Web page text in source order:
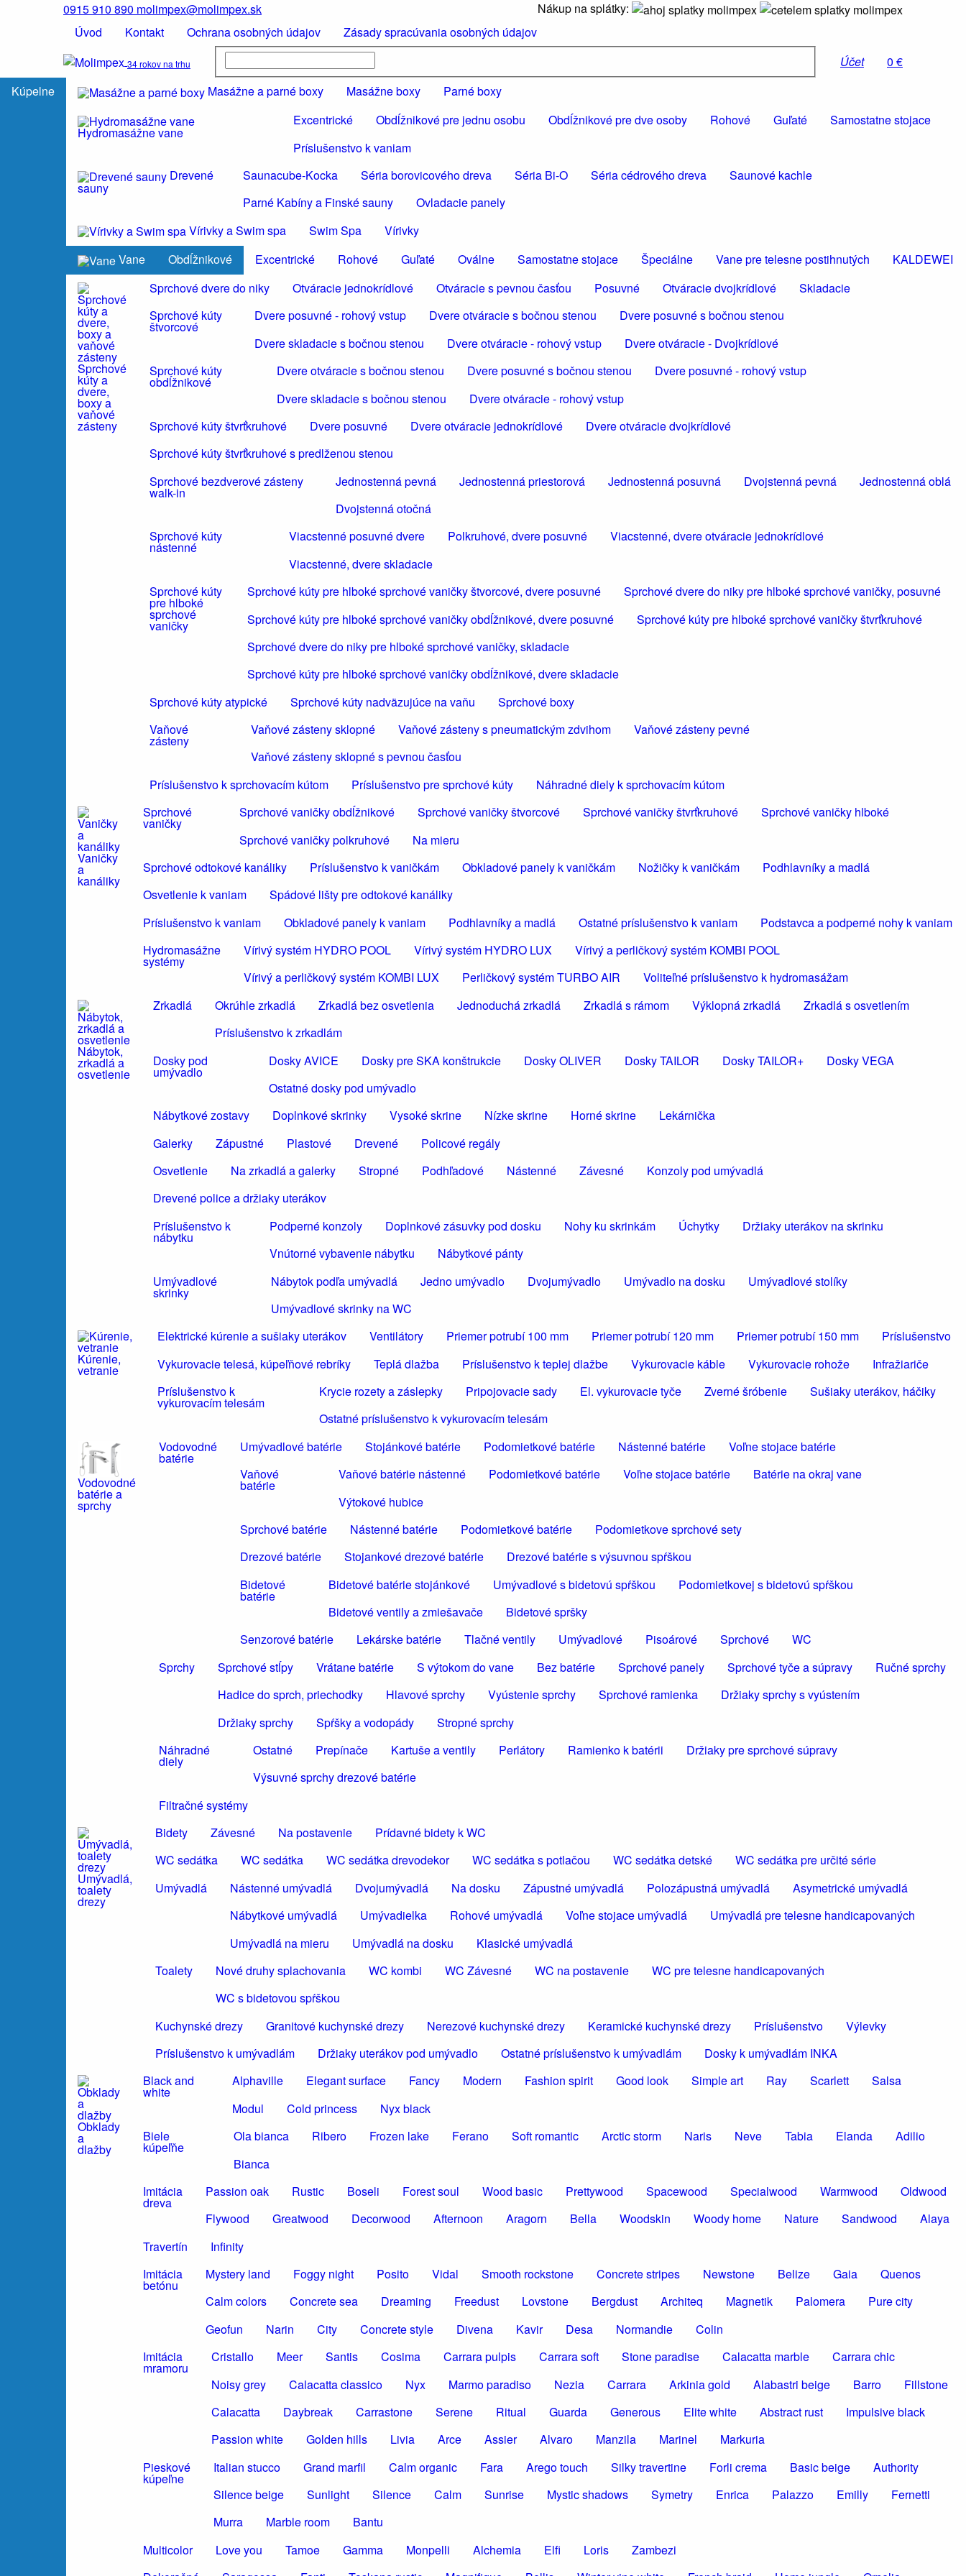
0915 910 890 molimpex@molimpex.sk
Nákup na splátky:
Úvod
Kontakt Ochrana osobných údajov Zásady spracúvania osobných údajov
34 rokov na trhu Účet
0 €
Kúpelne
Masážne a parné boxy Masážne boxy Parné boxy
Hydromasážne vane
Excentrické Obdĺžnikové pre jednu osobu Obdĺžnikové pre dve osoby Rohové Guľaté
Samostatne stojace
Príslušenstvo k vaniam
Drevené
sauny
Saunacube-Kocka Séria borovicového dreva Séria Bi-O Séria cédrového dreva
Saunové kachle
Parné Kabíny a Finské sauny
Ovladacie panely
Vírivky a Swim spa
Swim Spa
Vírivky
Vane
Obdĺžnikové Excentrické Rohové Guľaté Oválne Samostatne stojace Špeciálne Vane pre telesne postihnutých KALDEWEI
Sprchové
kúty a
dvere,
boxy a
vaňové
zásteny
Sprchové dvere do niky Otváracie jednokrídlové Otváracie s pevnou časťou Posuvné Otváracie dvojkrídlové
Skladacie
Sprchové kúty
štvorcové
Dvere posuvné - rohový vstup Dvere otváracie s bočnou stenou
Dvere posuvné s bočnou stenou
Dvere skladacie s bočnou stenou
Dvere otváracie - rohový vstup
Dvere otváracie - Dvojkrídlové
Sprchové kúty
obdĺžnikové
Dvere otváracie s bočnou stenou Dvere posuvné s bočnou stenou
Dvere posuvné - rohový vstup
Dvere skladacie s bočnou stenou
Dvere otváracie - rohový vstup
Sprchové kúty štvrťkruhové
Dvere posuvné Dvere otváracie jednokrídlové
Dvere otváracie dvojkrídlové
Sprchové kúty štvrťkruhové s predlženou stenou
Sprchové bezdverové zásteny
walk-in
Jednostenná pevná Jednostenná priestorová Jednostenná posuvná Dvojstenná pevná
Jednostenná oblá
Dvojstenná otočná
Sprchové kúty
nástenné
Viacstenné posuvné dvere Polkruhové, dvere posuvné
Viacstenné, dvere otváracie jednokrídlové
Viacstenné, dvere skladacie
Sprchové kúty
pre hlboké
sprchové
vaničky
Sprchové kúty pre hlboké sprchové vaničky štvorcové, dvere posuvné
Sprchové dvere do niky pre hlboké sprchové vaničky, posuvné
Sprchové kúty pre hlboké sprchové vaničky obdĺžnikové, dvere posuvné
Sprchové kúty pre hlboké sprchové vaničky štvrťkruhové
Sprchové dvere do niky pre hlboké sprchové vaničky, skladacie
Sprchové kúty pre hlboké sprchové vaničky obdĺžnikové, dvere skladacie
Sprchové kúty atypické
Sprchové kúty nadväzujúce na vaňu
Sprchové boxy
Vaňové
zásteny
Vaňové zásteny sklopné Vaňové zásteny s pneumatickým zdvihom
Vaňové zásteny pevné
Vaňové zásteny sklopné s pevnou časťou
Príslušenstvo k sprchovacím kútom
Príslušenstvo pre sprchové kúty Náhradné diely k sprchovacím kútom
Vaničky
a
kanáliky
Sprchové
vaničky
Sprchové vaničky obdĺžnikové Sprchové vaničky štvorcové Sprchové vaničky štvrťkruhové
Sprchové vaničky hlboké
Sprchové vaničky polkruhové
Na mieru
Sprchové odtokové kanáliky
Príslušenstvo k vaničkám Obkladové panely k vaničkám Nožičky k vaničkám
Podhlavníky a madlá
Osvetlenie k vaniam
Spádové lišty pre odtokové kanáliky
Príslušenstvo k vaniam
Obkladové panely k vaniam Podhlavníky a madlá Ostatné príslušenstvo k vaniam
Podstavca a podperné nohy k vaniam
Hydromasážne
systémy
Vírivý systém HYDRO POOL Vírivý systém HYDRO LUX
Vírivý a perličkový systém KOMBI POOL
Vírivý a perličkový systém KOMBI LUX
Perličkový systém TURBO AIR Voliteľné príslušenstvo k hydromasážam
Nábytok,
zrkadlá a
osvetlenie
Zrkadlá Okrúhle zrkadlá Zrkadlá bez osvetlenia Jednoduchá zrkadlá Zrkadlá s rámom Výklopná zrkadlá
Zrkadlá s osvetlením
Príslušenstvo k zrkadlám
Dosky pod
umývadlo
Dosky AVICE Dosky pre SKA konštrukcie Dosky OLIVER Dosky TAILOR Dosky TAILOR+
Dosky VEGA
Ostatné dosky pod umývadlo
Nábytkové zostavy
Doplnkové skrinky Vysoké skrine Nízke skrine Horné skrine
Lekárnička
Galerky
Zápustné Plastové Drevené
Policové regály
Osvetlenie
Na zrkadlá a galerky Stropné Podhľadové Nástenné Závesné
Konzoly pod umývadlá
Drevené police a držiaky uterákov
Príslušenstvo k
nábytku
Podperné konzoly Doplnkové zásuvky pod dosku Nohy ku skrinkám Úchytky
Držiaky uterákov na skrinku
Vnútorné vybavenie nábytku
Nábytkové pánty
Umývadlové
skrinky
Nábytok podľa umývadlá Jedno umývadlo Dvojumývadlo Umývadlo na dosku
Umývadlové stolíky
Umývadlové skrinky na WC
Kúrenie,
vetranie
Elektrické kúrenie a sušiaky uterákov Ventilátory Priemer potrubí 100 mm Priemer potrubí 120 mm Priemer potrubí 150 mm
Príslušenstvo
Vykurovacie telesá, kúpeľňové rebríky
Teplá dlažba Príslušenstvo k teplej dlažbe Vykurovacie káble Vykurovacie rohože
Infražiariče
Príslušenstvo k
vykurovacím telesám
Krycie rozety a záslepky Pripojovacie sady El. vykurovacie tyče Zverné šróbenie
Sušiaky uterákov, háčiky
Ostatné príslušenstvo k vykurovacím telesám
Vodovodné
batérie a
sprchy
Vodovodné
batérie
Umývadlové batérie Stojánkové batérie Podomietkové batérie Nástenné batérie
Voľne stojace batérie
Vaňové
batérie
Vaňové batérie nástenné Podomietkové batérie Voľne stojace batérie
Batérie na okraj vane
Výtokové hubice
Sprchové batérie
Nástenné batérie Podomietkové batérie
Podomietkove sprchové sety
Drezové batérie
Stojankové drezové batérie
Drezové batérie s výsuvnou spŕškou
Bidetové
batérie
Bidetové batérie stojánkové Umývadlové s bidetovú spŕškou
Podomietkovej s bidetovú spŕškou
Bidetové ventily a zmiešavače
Bidetové spršky
Senzorové batérie
Lekárske batérie Tlačné ventily Umývadlové Pisoárové Sprchové
WC
Sprchy
Sprchové stĺpy Vrátane batérie S výtokom do vane Bez batérie Sprchové panely Sprchové tyče a súpravy
Ručné sprchy
Hadice do sprch, priechodky
Hlavové sprchy Vyústenie sprchy Sprchové ramienka
Držiaky sprchy s vyústením
Držiaky sprchy
Spŕšky a vodopády
Stropné sprchy
Náhradné
diely
Ostatné Prepínače Kartuše a ventily Perlátory Ramienko k batérii
Držiaky pre sprchové súpravy
Výsuvné sprchy drezové batérie
Filtračné systémy
Umývadlá,
toalety
drezy
Bidety Závesné Na postavenie
Prídavné bidety k WC
WC sedátka
WC sedátka WC sedátka drevodekor WC sedátka s potlačou WC sedátka detské
WC sedátka pre určité série
Umývadlá
Nástenné umývadlá Dvojumývadlá Na dosku Zápustné umývadlá Polozápustná umývadlá
Asymetrické umývadlá
Nábytkové umývadlá
Umývadielka Rohové umývadlá Voľne stojace umývadlá
Umývadlá pre telesne handicapovaných
Umývadlá na mieru
Umývadlá na dosku
Klasické umývadlá
Toalety
Nové druhy splachovania WC kombi WC Závesné WC na postavenie
WC pre telesne handicapovaných
WC s bidetovou spŕškou
Kuchynské drezy
Granitové kuchynské drezy Nerezové kuchynské drezy Keramické kuchynské drezy Príslušenstvo
Výlevky
Príslušenstvo k umývadlám
Držiaky uterákov pod umývadlo Ostatné príslušenstvo k umývadlám Dosky k umývadlám INKA
Obklady
a
dlažby
Black and
white
Alphaville Elegant surface Fancy Modern Fashion spirit Good look Simple art Ray Scarlett
Salsa
Modul
Cold princess
Nyx black
Biele
kúpeľňe
Ola bianca Ribero Frozen lake Ferano Soft romantic Arctic storm Naris Neve Tabia Elanda
Adilio
Bianca
Imitácia
dreva
Passion oak Rustic Boseli Forest soul Wood basic Prettywood Spacewood Specialwood Warmwood
Oldwood
Flywood
Greatwood Decorwood Afternoon Aragorn Bella Woodskin Woody home Nature Sandwood
Alaya
Travertín
Infinity
Imitácia
betónu
Mystery land Foggy night Posito Vidal Smooth rockstone Concrete stripes Newstone Belize Gaia
Quenos
Calm colors
Concrete sea Dreaming Freedust Lovstone Bergdust Architeq Magnetik Palomera
Pure city
Geofun
Narin City Concrete style Divena Kavir Desa Normandie
Colin
Imitácia
mramoru
Cristallo Meer Santis Cosima Carrara pulpis Carrara soft Stone paradise Calacatta marble
Carrara chic
Noisy grey
Calacatta classico Nyx Marmo paradiso Nezia Carrara Arkinia gold Alabastri beige Barro
Fillstone
Calacatta
Daybreak Carrastone Serene Ritual Guarda Generous Elite white Abstract rust
Impulsive black
Passion white
Golden hills Livia Arce Assier Alvaro Manzila Marinel
Markuria
Pieskové
kúpeľne
Italian stucco Grand marfil Calm organic Fara Arego touch Silky travertine Forli crema Basic beige
Authority
Silence beige
Sunlight Silence Calm Sunrise Mystic shadows Symetry Enrica Palazzo Emilly
Fernetti
Murra
Marble room
Bantu
Multicolor
Love you Tamoe Gamma Monpelli Alchemia Elfi Loris
Zambezi